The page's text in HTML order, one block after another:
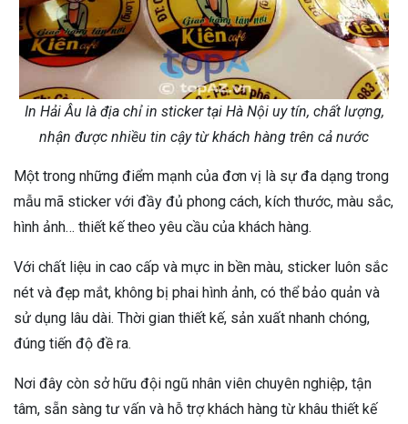
In Hải Âu là địa chỉ in sticker tại Hà Nội uy tín, chất lượng,
nhận được nhiều tin cậy từ khách hàng trên cả nước
Một trong những điểm mạnh của đơn vị là sự đa dạng trong
mẫu mã sticker với đầy đủ phong cách, kích thước, màu sắc,
hình ảnh… thiết kế theo yêu cầu của khách hàng.
Với chất liệu in cao cấp và mực in bền màu, sticker luôn sắc
nét và đẹp mắt, không bị phai hình ảnh, có thể bảo quản và
sử dụng lâu dài. Thời gian thiết kế, sản xuất nhanh chóng,
đúng tiến độ đề ra.
Nơi đây còn sở hữu đội ngũ nhân viên chuyên nghiệp, tận
tâm, sẵn sàng tư vấn và hỗ trợ khách hàng từ khâu thiết kế